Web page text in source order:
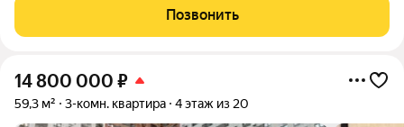
ТУРЦИЮ на 8 дней на двоих (проживание, завтрак и
экскурсии). В продаже 3-ая квартира в 2-х
Позвонить
14 800 000 ₽
59,3 м² 3-комн. квартира 4 этаж из 20